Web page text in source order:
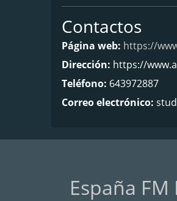
Contactos
Página web: https://
Dirección: https://
Teléfono: 643972887
Correo electrónico:
España FM